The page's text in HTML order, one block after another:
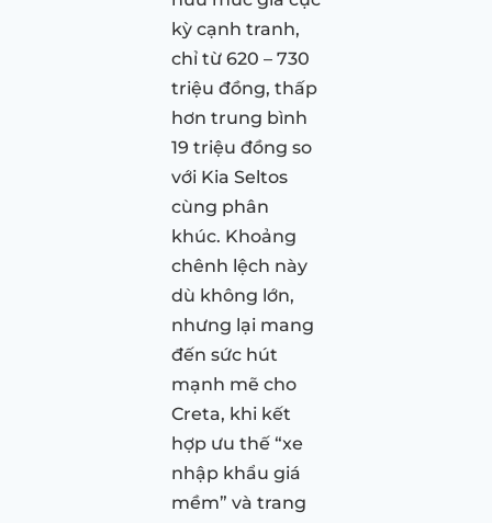
kỳ cạnh tranh,
chỉ từ 620 – 730
triệu đồng, thấp
hơn trung bình
19 triệu đồng so
với Kia Seltos
cùng phân
khúc. Khoảng
chênh lệch này
dù không lớn,
nhưng lại mang
đến sức hút
mạnh mẽ cho
Creta, khi kết
hợp ưu thế “xe
nhập khẩu giá
mềm” và trang